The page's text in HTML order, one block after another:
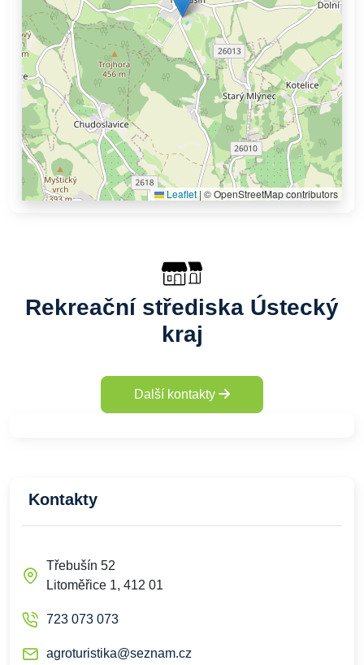
Leaflet | © OpenStreetMap contributors
Rekreační střediska Ústecký
kraj
Další kontakty
Kontakty
Třebušín 52
Litoměřice 1, 412 01
723 073 073
agroturistika@seznam.cz